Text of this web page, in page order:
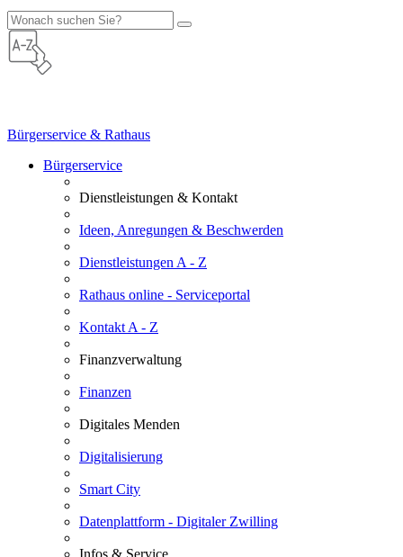
Bürgerservice & Rathaus
Bürgerservice
Dienstleistungen & Kontakt
Ideen, Anregungen & Beschwerden
Dienstleistungen A - Z
Rathaus online - Serviceportal
Kontakt A - Z
Finanzverwaltung
Finanzen
Digitales Menden
Digitalisierung
Smart City
Datenplattform - Digitaler Zwilling
Infos & Service